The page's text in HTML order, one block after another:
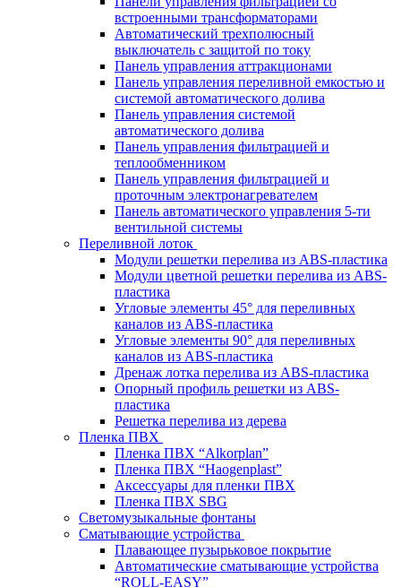
встроенными трансформаторами
Автоматический трехполюсный
выключатель с защитой по току
Панель управления аттракционами
Панель управления переливной емкостью и
системой автоматического долива
Панель управления системой
автоматического долива
Панель управления фильтрацией и
теплообменником
Панель управления фильтрацией и
проточным электронагревателем
Панель автоматического управления 5-ти
вентильной системы
Переливной лоток
Модули решетки перелива из ABS-пластика
Модули цветной решетки перелива из ABS-
пластика
Угловые элементы 45° для переливных
каналов из ABS-пластика
Угловые элементы 90° для переливных
каналов из ABS-пластика
Дренаж лотка перелива из ABS-пластика
Опорный профиль решетки из ABS-
пластика
Решетка перелива из дерева
Пленка ПВХ
Пленка ПВХ “Alkorplan”
Пленка ПВХ “Haogenplast”
Аксессуары для пленки ПВХ
Пленка ПВХ SBG
Светомузыкальные фонтаны
Сматывающие устройства
Плавающее пузырьковое покрытие
Автоматические сматывающие устройства
“ROLL-EASY”